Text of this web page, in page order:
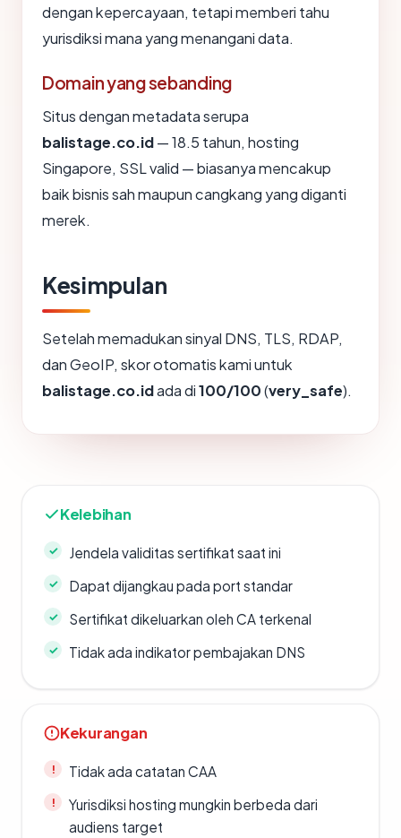
dengan kepercayaan, tetapi memberi tahu
yurisdiksi mana yang menangani data.
Domain yang sebanding
Situs dengan metadata serupa
balistage.co.id— 18.5 tahun, hosting
Singapore, SSL valid — biasanya mencakup
baik bisnis sah maupun cangkang yang diganti
merek.
Kesimpulan
Setelah memadukan sinyal DNS, TLS, RDAP,
dan GeoIP, skor otomatis kami untuk
balistage.co.idada di100/100(very_safe).
Kelebihan
Jendela validitas sertifikat saat ini
Dapat dijangkau pada port standar
Sertifikat dikeluarkan oleh CA terkenal
Tidak ada indikator pembajakan DNS
Kekurangan
Tidak ada catatan CAA
Yurisdiksi hosting mungkin berbeda dari
audiens target